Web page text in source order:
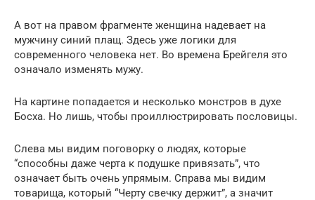
А вот на правом фрагменте женщина надевает на
мужчину синий плащ. Здесь уже логики для
современного человека нет. Во времена Брейгеля это
означало изменять мужу.
На картине попадается и несколько монстров в духе
Босха. Но лишь, чтобы проиллюстрировать пословицы.
Слева мы видим поговорку о людях, которые
“способны даже черта к подушке привязать”, что
означает быть очень упрямым. Справа мы видим
товарища, который “Черту свечку держит”, а значит